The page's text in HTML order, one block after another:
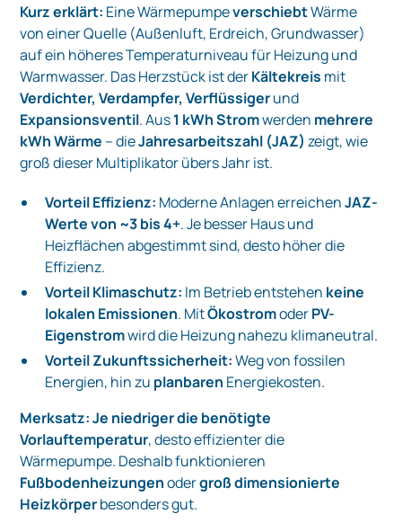
Kurz erklärt: Eine WärmepumpeverschiebtWärme
von einer Quelle (Außenluft, Erdreich, Grundwasser)
auf ein höheres Temperaturniveau für Heizung und
Warmwasser. Das Herzstück ist derKältekreis mit
Verdichter, Verdampfer, Verflüssigerund
Expansionsventil. Aus1 kWh Stromwerden mehrere
kWh Wärme – dieJahresarbeitszahl (JAZ) zeigt, wie
groß dieser Multiplikator übers Jahr ist.
Vorteil Effizienz: Moderne Anlagen erreichenJAZ-
Werte von ~3 bis 4+. Je besser Haus und
Heizflächen abgestimmt sind, desto höher die
Effizienz.
Vorteil Klimaschutz: Im Betrieb entstehen keine
lokalen Emissionen. MitÖkostromoderPV-
Eigenstromwird die Heizung nahezu klimaneutral.
Vorteil Zukunftssicherheit:Weg von fossilen
Energien, hin zu planbaren Energiekosten.
Merksatz:Je niedriger die benötigte
Vorlauftemperatur, desto effizienter die
Wärmepumpe. Deshalb funktionieren
Fußbodenheizungenodergroß dimensionierte
Heizkörperbesonders gut.